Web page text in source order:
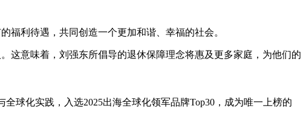
福利待遇，共同创造一个更加和谐、幸福的社会。
这意味着，刘强东所倡导的退休保障理念将惠及更多家庭，为他们的
球化实践，入选2025出海全球化领军品牌Top30，成为唯一上榜的